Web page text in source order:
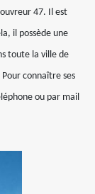
47. Il est
il possède une
toute la ville de
Pour connaître ses
ou par mail